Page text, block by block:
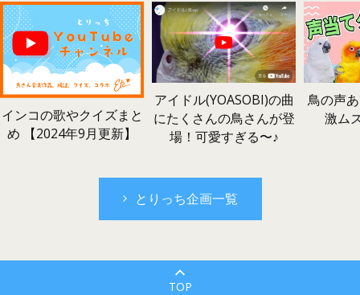
インコの歌やクイズまと
め 【2024年9月更新】
アイドル(YOASOBI)の曲
にたくさんの鳥さんが登
場！可愛すぎる〜♪
鳥の声
激ム
とりっち企画一覧
TOP